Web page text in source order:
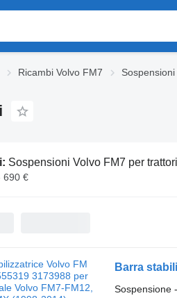
Ricambi Volvo FM7
Sospensioni Volvo FM7 per
690 €
Sospensione